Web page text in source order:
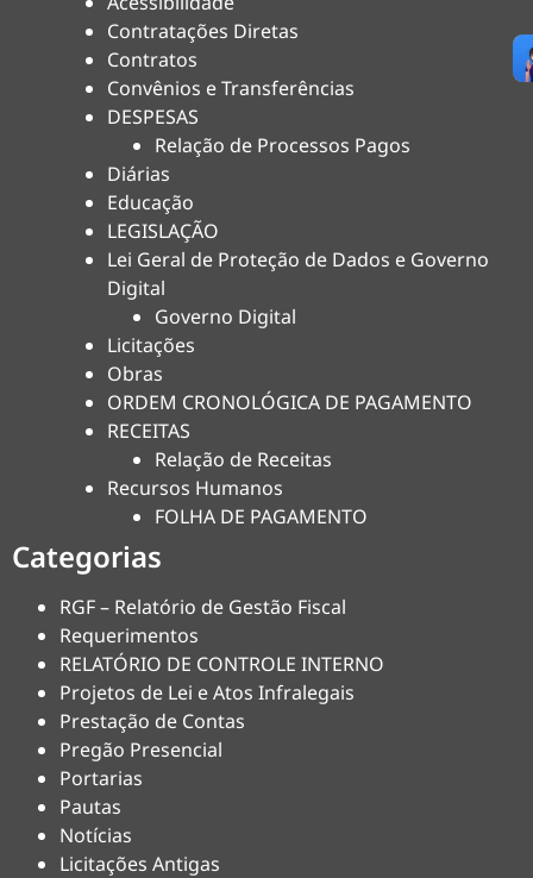
Contratações Diretas
Contratos
Convênios e Transferências
DESPESAS
Relação de Processos Pagos
Diárias
Educação
LEGISLAÇÃO
Lei Geral de Proteção de Dados e Governo
Digital
Governo Digital
Licitações
Obras
ORDEM CRONOLÓGICA DE PAGAMENTO
RECEITAS
Relação de Receitas
Recursos Humanos
FOLHA DE PAGAMENTO
Categorias
RGF – Relatório de Gestão Fiscal
Requerimentos
RELATÓRIO DE CONTROLE INTERNO
Projetos de Lei e Atos Infralegais
Prestação de Contas
Pregão Presencial
Portarias
Pautas
Notícias
Licitações Antigas